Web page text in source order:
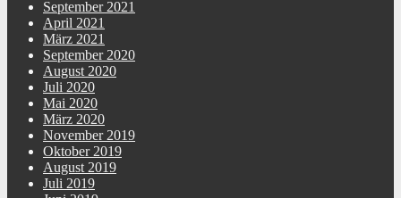
September 2021
April 2021
März 2021
September 2020
August 2020
Juli 2020
Mai 2020
März 2020
November 2019
Oktober 2019
August 2019
Juli 2019